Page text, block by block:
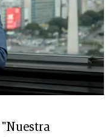
"Nuestra